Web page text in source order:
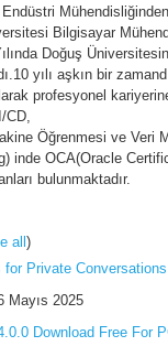
Bilgisayar
Doğuş
yılı aşkın bir
profesyonel
Öğrenmesi ve Veri
inde OCA(Oracle
bulunmaktadır.
all)
Private Conversations
Mayıs 2025
Download Free For